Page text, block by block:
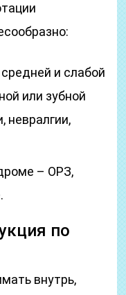
и слабой
или зубной
невралгии,
– ОРЗ,
по
внутрь,